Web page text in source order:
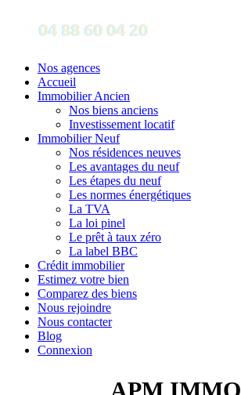
Nos agences
Accueil
Immobilier Ancien
Nos biens anciens
Investissement locatif
Immobilier Neuf
Nos résidences neuves
Les avantages du neuf
Les étapes du neuf
Les normes énergétiques
La TVA
La loi pinel
Le prêt à taux zéro
La label BBC
Crédit immobilier
Estimez votre bien
Comparez des biens
Nous rejoindre
Nous contacter
Blog
Connexion
APM IMMO